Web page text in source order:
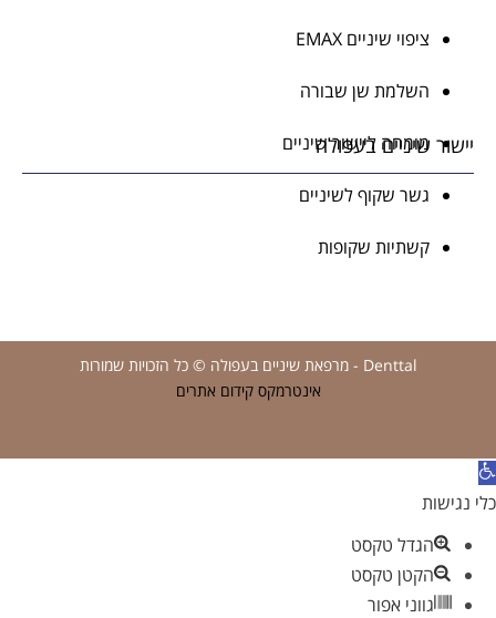
ציפוי שיניים EMAX
השלמת שן שבורה
שיניים בעפולה
מומחה ליישור שיניים
גשר שקוף לשיניים
קשתיות שקופות
Denttal - מרפאת שיניים בעפולה © כל הזכויות שמורות
אינטרמקס קידום אתרים
הגדל טקסט
הקטן טקסט
גווני אפור